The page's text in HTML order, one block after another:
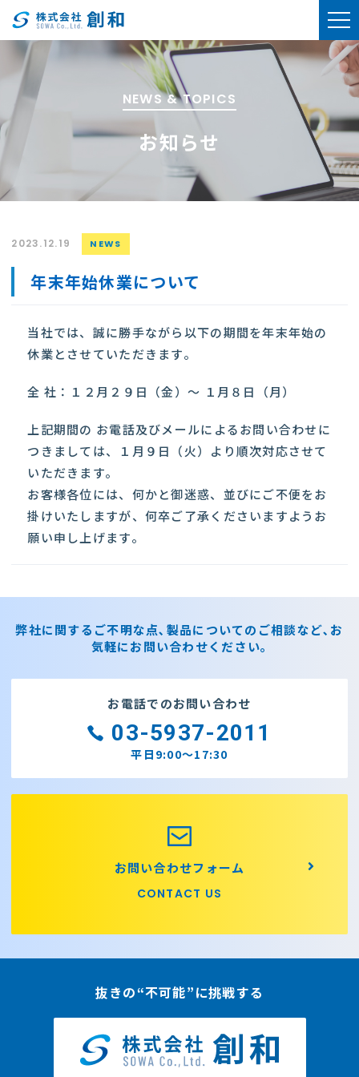
NEWS & TOPICS
お知らせ
2023.12.19 NEWS
年末年始休業について
当社では、誠に勝手ながら以下の期間を年末年始の
休業とさせていただきます。
全 社：１２月２９日（金）～ １月８日（月）
上記期間の お電話及びメールによるお問い合わせに
つきましては、１月９日（火）より順次対応させて
いただきます。
お客様各位には、何かと御迷惑、並びにご不便をお
掛けいたしますが、何卒ご了承くださいますようお
願い申し上げます。
弊社に関するご不明な点､製品についてのご相談など､お
気軽にお問い合わせください｡
お電話でのお問い合わせ
03-5937-2011
平日9:00～17:30
お問い合わせフォーム
CONTACT US
抜きの“不可能”に挑戦する